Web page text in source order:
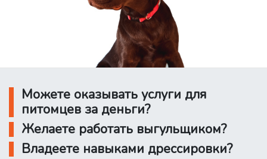
Можете оказывать услуги для
питомцев за деньги?
Желаете работать выгульщиком?
Владеете навыками дрессировки?